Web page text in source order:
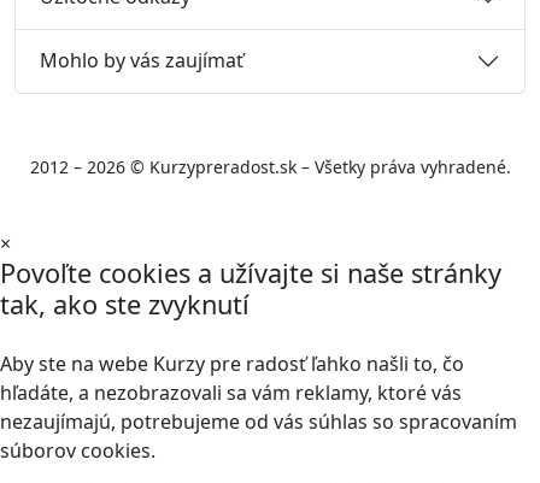
Mohlo by vás zaujímať
2012 – 2026 © Kurzypreradost.sk – Všetky práva vyhradené.
×
Povoľte cookies a užívajte si naše stránky
tak, ako ste zvyknutí
Aby ste na webe Kurzy pre radosť ľahko našli to, čo
hľadáte, a nezobrazovali sa vám reklamy, ktoré vás
nezaujímajú, potrebujeme od vás súhlas so spracovaním
súborov cookies.